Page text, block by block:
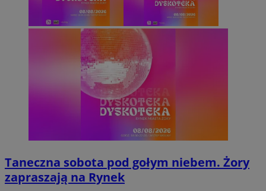
Taneczna sobota pod gołym niebem. Żory
zapraszają na Rynek